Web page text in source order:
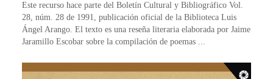
Este recurso hace parte del Boletín Cultural y Bibliográfico Vol.
28, núm. 28 de 1991, publicación oficial de la Biblioteca Luis
Ángel Arango. El texto es una reseña literaria elaborada por Jaime
Jaramillo Escobar sobre la compilación de poemas ...